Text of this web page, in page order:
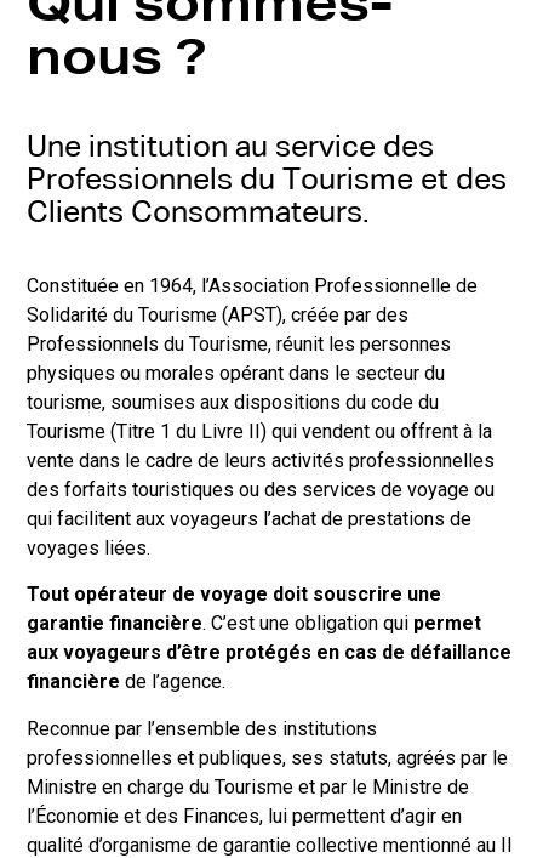
Qui sommes-
nous ?
Une institution au service des
Professionnels du Tourisme et des
Clients Consommateurs.
Constituée en 1964, l’Association Professionnelle de
Solidarité du Tourisme (APST), créée par des
Professionnels du Tourisme, réunit les personnes
physiques ou morales opérant dans le secteur du
tourisme, soumises aux dispositions du code du
Tourisme (Titre 1 du Livre II) qui vendent ou offrent à la
vente dans le cadre de leurs activités professionnelles
des forfaits touristiques ou des services de voyage ou
qui facilitent aux voyageurs l’achat de prestations de
voyages liées.
Tout opérateur de voyage doit souscrire une
garantie financière. C’est une obligation qui permet
aux voyageurs d’être protégés en cas de défaillance
financière de l’agence.
Reconnue par l’ensemble des institutions
professionnelles et publiques, ses statuts, agréés par le
Ministre en charge du Tourisme et par le Ministre de
l’Économie et des Finances, lui permettent d’agir en
qualité d’organisme de garantie collective mentionné au II